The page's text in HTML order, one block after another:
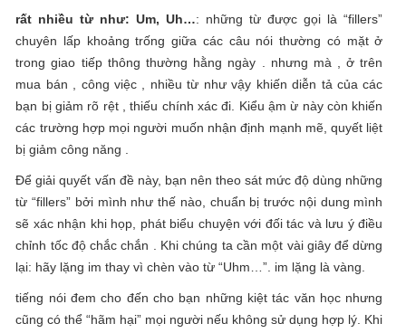
rất nhiều từ như: Um, Uh…: những từ được gọi là “fillers”
chuyên lấp khoảng trống giữa các câu nói thường có mặt ở
trong giao tiếp thông thường hằng ngày . nhưng mà , ở trên
mua bán , công việc , nhiều từ như vậy khiến diễn tả của các
bạn bị giảm rõ rệt , thiếu chính xác đi. Kiểu ậm ừ này còn khiến
các trường hợp mọi người muốn nhận định mạnh mẽ, quyết liệt
bị giảm công năng .
Để giải quyết vấn đề này, bạn nên theo sát mức độ dùng những
từ “fillers” bởi mình như thế nào, chuẩn bị trước nội dung mình
sẽ xác nhận khi họp, phát biểu chuyện với đối tác và lưu ý điều
chỉnh tốc độ chắc chắn . Khi chúng ta cần một vài giây để dừng
lại: hãy lặng im thay vì chèn vào từ “Uhm…”. im lặng là vàng.
tiếng nói đem cho đến cho bạn những kiệt tác văn học nhưng
cũng có thể “hãm hại” mọi người nếu không sử dụng hợp lý. Khi